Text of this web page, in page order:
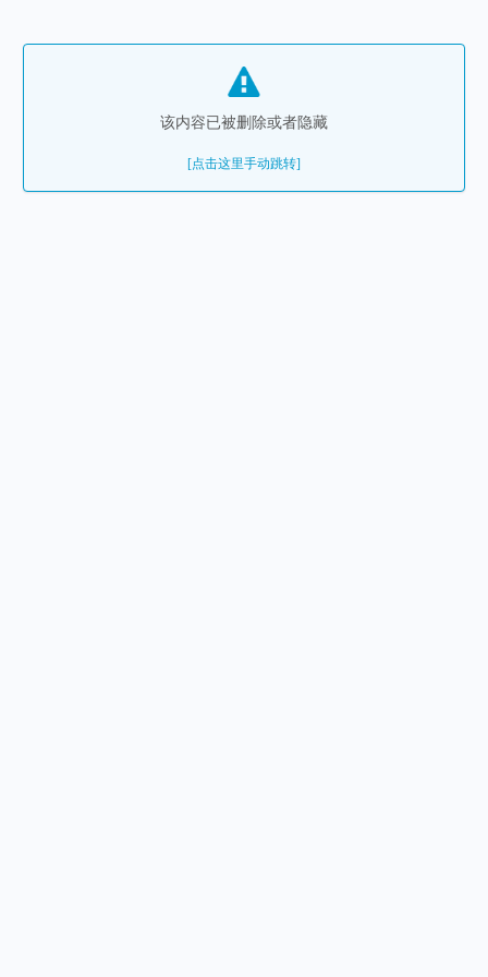
该内容已被删除或者隐藏
[点击这里手动跳转]